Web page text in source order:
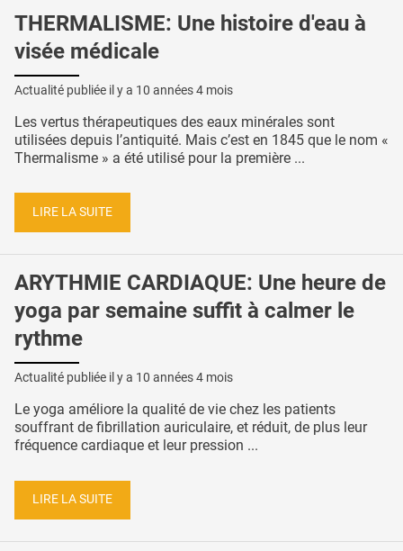
THERMALISME: Une histoire d'eau à
visée médicale
Actualité publiée il y a 10 années 4 mois
Les vertus thérapeutiques des eaux minérales sont
utilisées depuis l’antiquité. Mais c’est en 1845 que le nom «
Thermalisme » a été utilisé pour la première ...
LIRE LA SUITE
ARYTHMIE CARDIAQUE: Une heure de
yoga par semaine suffit à calmer le
rythme
Actualité publiée il y a 10 années 4 mois
Le yoga améliore la qualité de vie chez les patients
souffrant de fibrillation auriculaire, et réduit, de plus leur
fréquence cardiaque et leur pression ...
LIRE LA SUITE